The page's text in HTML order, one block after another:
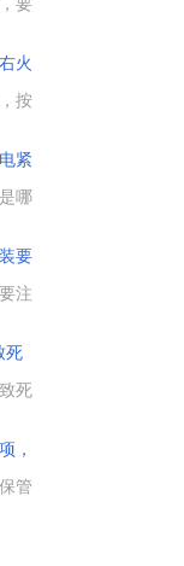
要
，
全
火
按
零
个
紧
哪
会
起
征
要
注
间
，
电
死
死
的
室
通
，
管